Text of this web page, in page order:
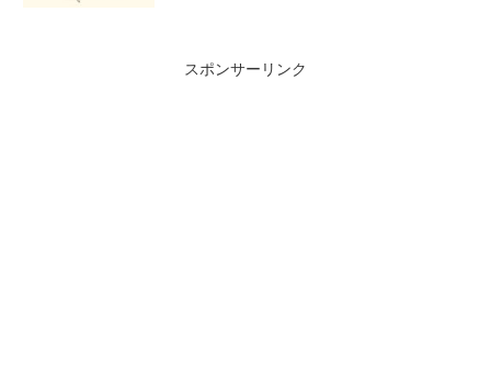
スポンサーリンク